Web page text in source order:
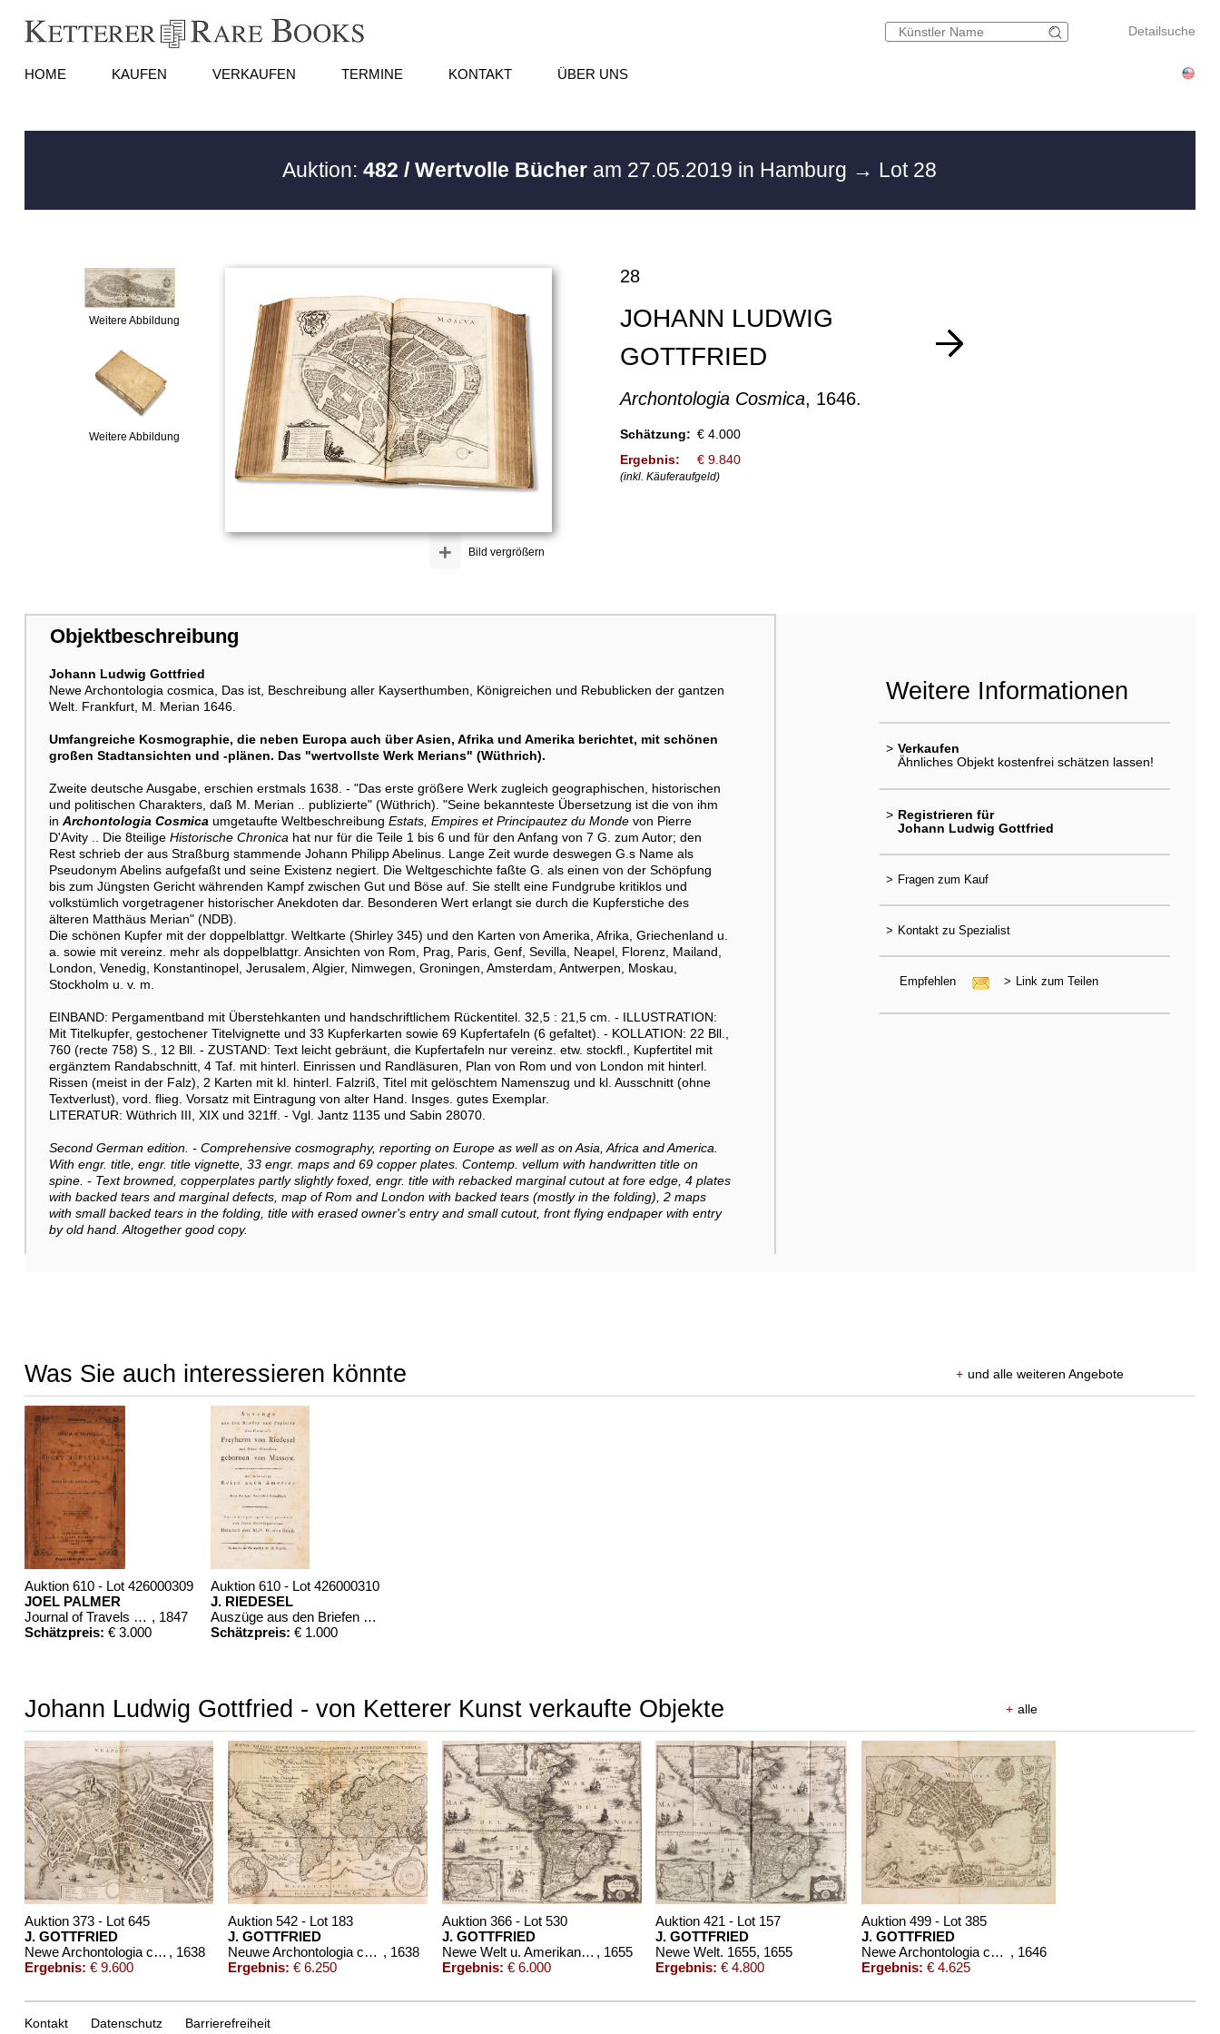
Detailsuche
HOME KAUFEN VERKAUFEN TERMINE KONTAKT ÜBER UNS
Auktion:482 / Wertvolle Bücher am 27.05.2019 in Hamburg → Lot 28
Weitere Abbildung
Weitere Abbildung
Bild vergrößern
+
28
JOHANN LUDWIG
GOTTFRIED
Archontologia Cosmica, 1646.
Schätzung: € 4.000
Ergebnis:
€ 9.840
(inkl. Käuferaufgeld)
Objektbeschreibung
Johann Ludwig Gottfried
Newe Archontologia cosmica, Das ist, Beschreibung aller Kayserthumben, Königreichen und Rebublicken der gantzen
Welt. Frankfurt, M. Merian 1646.
Umfangreiche Kosmographie, die neben Europa auch über Asien, Afrika und Amerika berichtet, mit schönen
großen Stadtansichten und -plänen. Das "wertvollste Werk Merians" (Wüthrich).
Zweite deutsche Ausgabe, erschien erstmals 1638. - "Das erste größere Werk zugleich geographischen, historischen
und politischen Charakters, daß M. Merian .. publizierte" (Wüthrich). "Seine bekannteste Übersetzung ist die von ihm
in Archontologia Cosmicaumgetaufte Weltbeschreibung Estats, Empires et Principautez du Mondevon Pierre
D'Avity .. Die 8teilige Historische Chronicahat nur für die Teile 1 bis 6 und für den Anfang von 7 G. zum Autor; den
Rest schrieb der aus Straßburg stammende Johann Philipp Abelinus. Lange Zeit wurde deswegen G.s Name als
Pseudonym Abelins aufgefaßt und seine Existenz negiert. Die Weltgeschichte faßte G. als einen von der Schöpfung
bis zum Jüngsten Gericht währenden Kampf zwischen Gut und Böse auf. Sie stellt eine Fundgrube kritiklos und
volkstümlich vorgetragener historischer Anekdoten dar. Besonderen Wert erlangt sie durch die Kupferstiche des
älteren Matthäus Merian" (NDB).
Die schönen Kupfer mit der doppelblattgr. Weltkarte (Shirley 345) und den Karten von Amerika, Afrika, Griechenland u.
a. sowie mit vereinz. mehr als doppelblattgr. Ansichten von Rom, Prag, Paris, Genf, Sevilla, Neapel, Florenz, Mailand,
London, Venedig, Konstantinopel, Jerusalem, Algier, Nimwegen, Groningen, Amsterdam, Antwerpen, Moskau,
Stockholm u. v. m.
EINBAND: Pergamentband mit Überstehkanten und handschriftlichem Rückentitel. 32,5 : 21,5 cm. - ILLUSTRATION:
Mit Titelkupfer, gestochener Titelvignette und 33 Kupferkarten sowie 69 Kupfertafeln (6 gefaltet). - KOLLATION: 22 Bll.,
760 (recte 758) S., 12 Bll. - ZUSTAND: Text leicht gebräunt, die Kupfertafeln nur vereinz. etw. stockfl., Kupfertitel mit
ergänztem Randabschnitt, 4 Taf. mit hinterl. Einrissen und Randläsuren, Plan von Rom und von London mit hinterl.
Rissen (meist in der Falz), 2 Karten mit kl. hinterl. Falzriß, Titel mit gelöschtem Namenszug und kl. Ausschnitt (ohne
Textverlust), vord. flieg. Vorsatz mit Eintragung von alter Hand. Insges. gutes Exemplar.
LITERATUR: Wüthrich III, XIX und 321ff. - Vgl. Jantz 1135 und Sabin 28070.
Second German edition. - Comprehensive cosmography, reporting on Europe as well as on Asia, Africa and America.
With engr. title, engr. title vignette, 33 engr. maps and 69 copper plates. Contemp. vellum with handwritten title on
spine. - Text browned, copperplates partly slightly foxed, engr. title with rebacked marginal cutout at fore edge, 4 plates
with backed tears and marginal defects, map of Rom and London with backed tears (mostly in the folding), 2 maps
with small backed tears in the folding, title with erased owner's entry and small cutout, front flying endpaper with entry
by old hand. Altogether good copy.
Weitere Informationen
> Verkaufen
Ähnliches Objekt kostenfrei schätzen lassen!
> Registrieren für
Johann Ludwig Gottfried
> Fragen zum Kauf
> Kontakt zu Spezialist
Empfehlen > Link zum Teilen
Was Sie auch interessieren könnte + und alle weiteren Angebote
Auktion 610 - Lot 426000309
JOEL PALMER
Journal of Travels over the Rocky Mountains , 1847
Schätzpreis: € 3.000
Auktion 610 - Lot 426000310
J. RIEDESEL
Auszüge aus den Briefen von Riedesel ... Reise nach America
Schätzpreis: € 1.000
Johann Ludwig Gottfried - von Ketterer Kunst verkaufte Objekte + alle
Auktion 373 - Lot 645
J. GOTTFRIED
Newe Archontologia cosmica. 1638. , 1638
Ergebnis: € 9.600
Auktion 542 - Lot 183
J. GOTTFRIED
Neuwe Archontologia cosmica , 1638
Ergebnis: € 6.250
Auktion 366 - Lot 530
J. GOTTFRIED
Newe Welt u. Amerikanischen Historien. 1655 , 1655
Ergebnis: € 6.000
Auktion 421 - Lot 157
J. GOTTFRIED
Newe Welt. 1655, 1655
Ergebnis: € 4.800
Auktion 499 - Lot 385
J. GOTTFRIED
Newe Archontologia cosmica. 2. Ausgabe , 1646
Ergebnis: € 4.625
Kontakt Datenschutz Barrierefreiheit